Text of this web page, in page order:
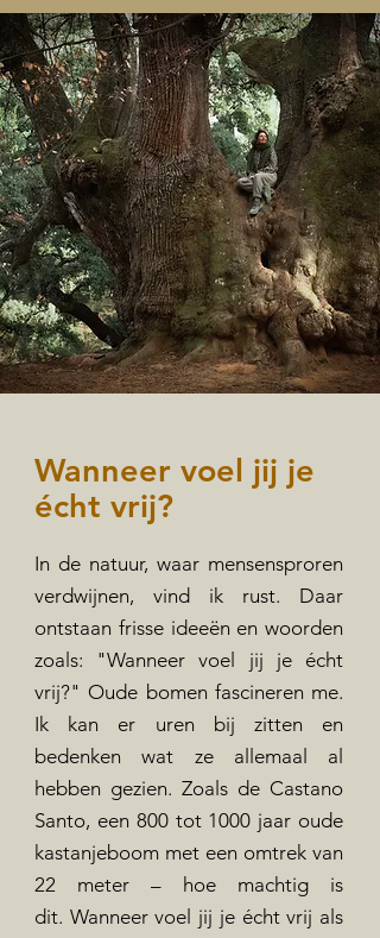
Wanneer voel jij je
écht vrij?
In de natuur, waar mensensproren
verdwijnen, vind ik rust. Daar
ontstaan frisse ideeën en woorden
zoals: "Wanneer voel jij je écht
vrij?" Oude bomen fascineren me.
Ik kan er uren bij zitten en
bedenken wat ze allemaal al
hebben gezien. Zoals de Castano
Santo, een 800 tot 1000 jaar oude
kastanjeboom met een omtrek van
22 meter – hoe machtig is
dit. Wanneer voel jij je écht vrij als